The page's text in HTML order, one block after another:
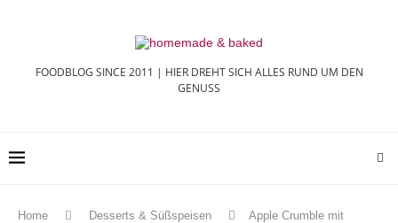
FOODBLOG SINCE 2011 | HIER DREHT SICH ALLES RUND UM DEN
GENUSS
Home Desserts & Süßspeisen
Apple Crumble mit